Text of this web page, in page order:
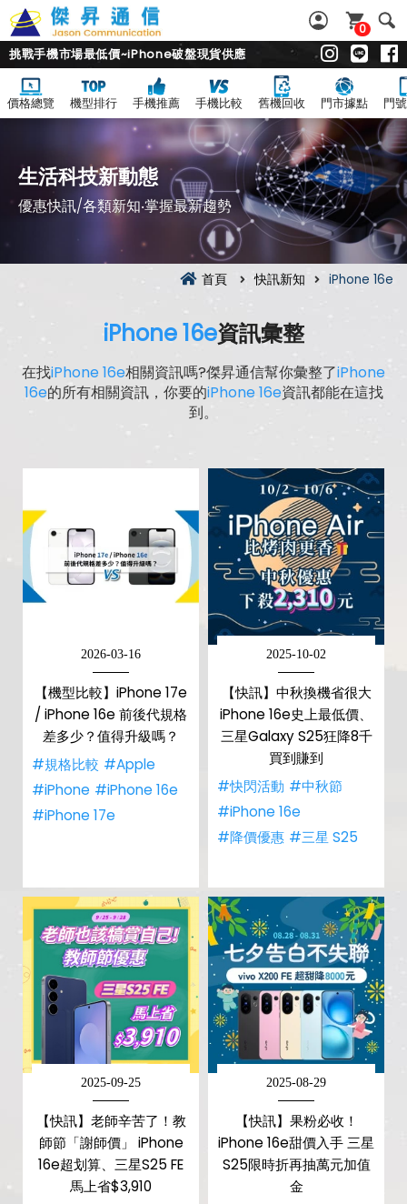
0
挑戰手機市場最低價~iPhone破盤現貨供應
價格總覽 機型排行 手機推薦 手機比較 舊機回收 門市據點 門
生活科技新動態
優惠快訊/各類新知‧掌握最新趨勢
首頁 快訊新知 iPhone 16e
iPhone 16e資訊彙整
在找iPhone 16e相關資訊嗎?傑昇通信幫你彙整了iPhone
16e的所有相關資訊，你要的iPhone 16e資訊都能在這找
到。
2026-03-16
【機型比較】iPhone 17e
/ iPhone 16e 前後代規格
差多少？值得升級嗎？
#規格比較 #Apple
#iPhone #iPhone 16e
#iPhone 17e
2025-10-02
【快訊】中秋換機省很大
iPhone 16e史上最低價、
三星Galaxy S25狂降8千
買到賺到
#快閃活動 #中秋節
#iPhone 16e
#降價優惠 #三星 S25
2025-09-25
【快訊】老師辛苦了！教
師節「謝師價」 iPhone
16e超划算、三星S25 FE
馬上省$3,910
2025-08-29
【快訊】果粉必收！
iPhone 16e甜價入手 三星
S25限時折再抽萬元加值
金